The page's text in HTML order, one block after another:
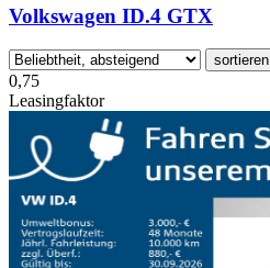
Volkswagen ID.4 GTX
sortieren
0,75
Leasingfaktor